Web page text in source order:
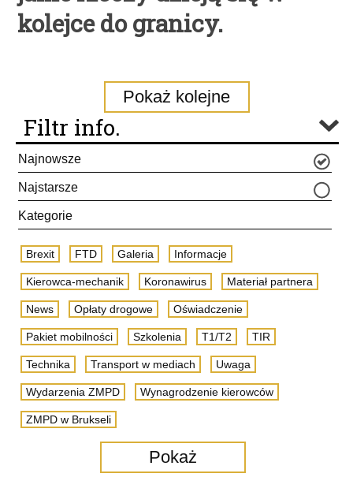
kolejce do granicy.
Pokaż kolejne
Filtr info.
Najnowsze
Najstarsze
Kategorie
Brexit FTD Galeria Informacje
Kierowca-mechanik Koronawirus Materiał partnera
News Opłaty drogowe Oświadczenie
Pakiet mobilności Szkolenia T1/T2 TIR
Technika Transport w mediach Uwaga
Wydarzenia ZMPD Wynagrodzenie kierowców
ZMPD w Brukseli
Pokaż